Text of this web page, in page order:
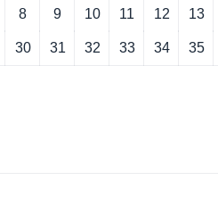
8 9 10 11 12 13
30 31 32 33 34 35